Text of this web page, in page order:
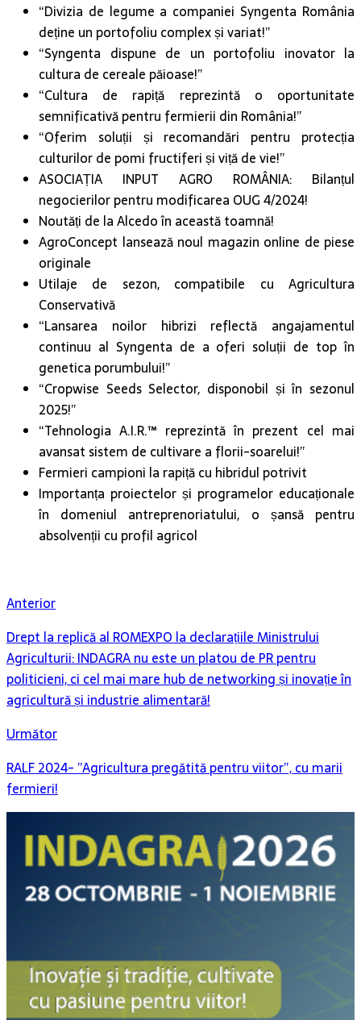
“Divizia de legume a companiei Syngenta România
deține un portofoliu complex și variat!”
“Syngenta dispune de un portofoliu inovator la
cultura de cereale păioase!”
“Cultura de rapiță reprezintă o oportunitate
semnificativă pentru fermierii din România!”
“Oferim soluții și recomandări pentru protecția
culturilor de pomi fructiferi și viță de vie!”
ASOCIAȚIA INPUT AGRO ROMÂNIA: Bilanțul
negocierilor pentru modificarea OUG 4/2024!
Noutăți de la Alcedo în această toamnă!
AgroConcept lansează noul magazin online de piese
originale
Utilaje de sezon, compatibile cu Agricultura
Conservativă
“Lansarea noilor hibrizi reflectă angajamentul
continuu al Syngenta de a oferi soluții de top în
genetica porumbului!”
“Cropwise Seeds Selector, disponobil și în sezonul
2025!”
“Tehnologia A.I.R.™ reprezintă în prezent cel mai
avansat sistem de cultivare a florii-soarelui!”
Fermieri campioni la rapiță cu hibridul potrivit
Importanța proiectelor și programelor educaționale
în domeniul antreprenoriatului, o șansă pentru
absolvenții cu profil agricol
Anterior
Drept la replică al ROMEXPO la declarațiile Ministrului
Agriculturii: INDAGRA nu este un platou de PR pentru
politicieni, ci cel mai mare hub de networking și inovație în
agricultură și industrie alimentară!
Următor
RALF 2024- ”Agricultura pregătită pentru viitor”, cu marii
fermieri!